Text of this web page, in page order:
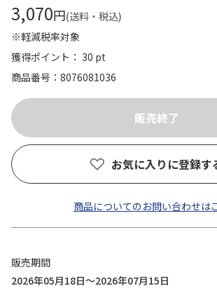
3,070円(送料・税込)
※軽減税率対象
獲得ポイント： 30 pt
商品番号
8076081036
お気に入りに登録す
商品についてのお問い合わせは
販売期間
2026年05月18日～2026年07月15日